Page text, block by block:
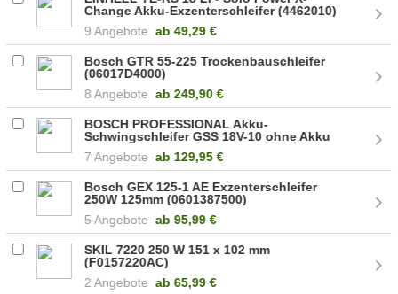
Change Akku-Exzenterschleifer (4462010)
9 Angebote ab49,29 €
Bosch GTR 55-225 Trockenbauschleifer
(06017D4000)
8 Angebote ab 249,90 €
BOSCH PROFESSIONAL Akku-
Schwingschleifer GSS 18V-10 ohne Akku
7 Angebote ab 129,95 €
Bosch GEX 125-1 AE Exzenterschleifer
250W 125mm (0601387500)
5 Angebote ab 95,99 €
SKIL 7220 250 W 151 x 102 mm
(F0157220AC)
2 Angebote ab 65,99 €